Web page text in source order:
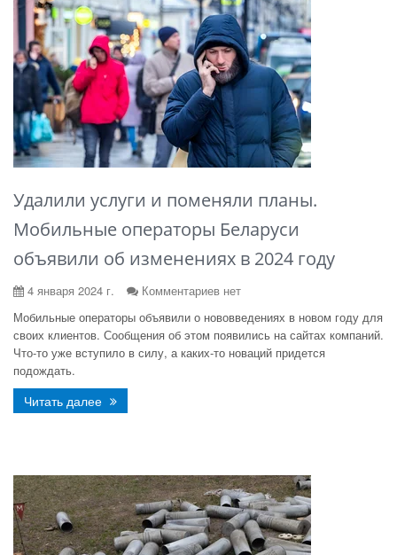
Удалили услуги и поменяли планы.
Мобильные операторы Беларуси
объявили об изменениях в 2024 году
4 января 2024 г.
Комментариев нет
Мобильные операторы объявили о нововведениях в новом году для
своих клиентов. Сообщения об этом появились на сайтах компаний.
Что-то уже вступило в силу, а каких-то новаций придется
подождать.
Читать далее